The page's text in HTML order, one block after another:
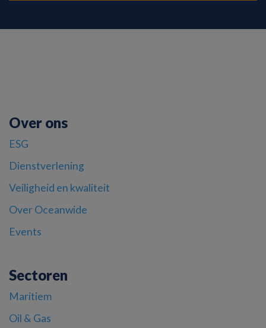
Over ons
ESG
Dienstverlening
Veiligheid en kwaliteit
Over Oceanwide
Events
Sectoren
Maritiem
Oil & Gas